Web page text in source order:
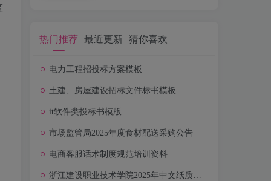
热门推荐 最近更新 猜你喜欢
电力工程招投标方案模板
土建、房屋建设招标文件标书模板
it软件类投标书模版
市场监管局2025年度食材配送采购公告
电商客服话术制度规范培训资料
浙江建设职业技术学院2025年中文纸质图书采购项目公开招标公告